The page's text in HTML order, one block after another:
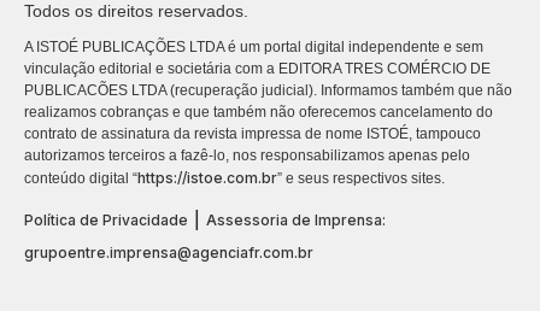
Todos os direitos reservados.
A ISTOÉ PUBLICAÇÕES LTDA é um portal digital independente e sem
vinculação editorial e societária com a EDITORA TRES COMÉRCIO DE
PUBLICACÕES LTDA (recuperação judicial). Informamos também que não
realizamos cobranças e que também não oferecemos cancelamento do
contrato de assinatura da revista impressa de nome ISTOÉ, tampouco
autorizamos terceiros a fazê-lo, nos responsabilizamos apenas pelo
conteúdo digital “https://istoe.com.br” e seus respectivos sites.
Política de Privacidade
Assessoria de Imprensa:
grupoentre.imprensa@agenciafr.com.br